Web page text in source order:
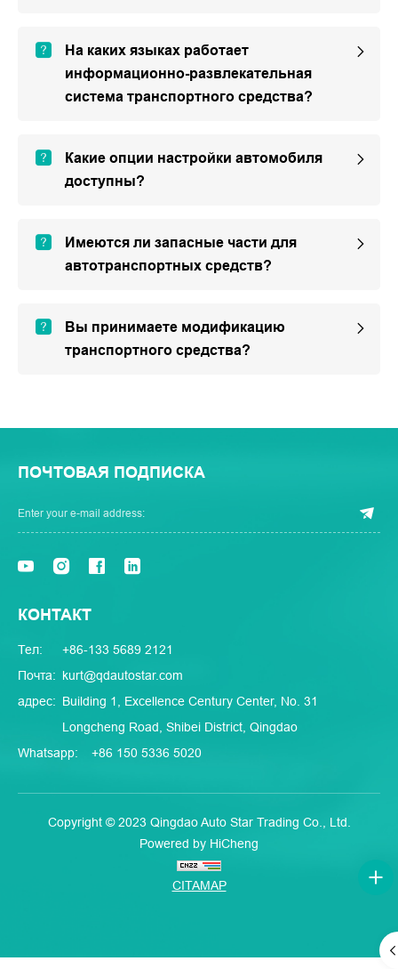
На каких языках работает
информационно-развлекательная
система транспортного средства?
Какие опции настройки автомобиля
доступны?
Имеются ли запасные части для
автотранспортных средств?
Вы принимаете модификацию
транспортного средства?
ПОЧТОВАЯ ПОДПИСКА
КОНТАКТ
Тел:
+86-133 5689 2121
Почта: kurt@qdautostar.com
адрес: Building 1, Excellence Century Center, No. 31
Longcheng Road, Shibei District, Qingdao
Whatsapp:
+86 150 5336 5020
Copyright © 2023 Qingdao Auto Star Trading Co., Ltd.
Powered by HiCheng
CITAMAP